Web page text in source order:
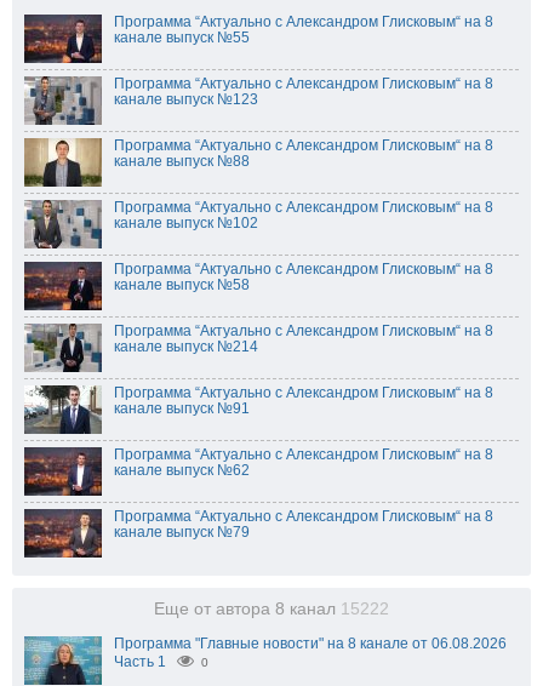
Программа “Актуально с Александром Глисковым“ на 8
канале выпуск №55
Программа “Актуально с Александром Глисковым“ на 8
канале выпуск №123
Программа “Актуально с Александром Глисковым“ на 8
канале выпуск №88
Программа “Актуально с Александром Глисковым“ на 8
канале выпуск №102
Программа “Актуально с Александром Глисковым“ на 8
канале выпуск №58
Программа “Актуально с Александром Глисковым“ на 8
канале выпуск №214
Программа “Актуально с Александром Глисковым“ на 8
канале выпуск №91
Программа “Актуально с Александром Глисковым“ на 8
канале выпуск №62
Программа “Актуально с Александром Глисковым“ на 8
канале выпуск №79
Еще от автора 8 канал 15222
Программа "Главные новости" на 8 канале от 06.08.2026
Часть 1
0